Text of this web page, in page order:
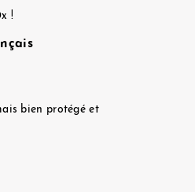
!
bien protégé et